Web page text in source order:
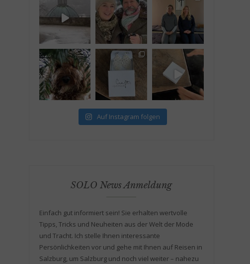
Auf Instagram folgen
SOLO News Anmeldung
Einfach gut informiert sein! Sie erhalten wertvolle
Tipps, Tricks und Neuheiten aus der Welt der Mode
und Tracht. Ich stelle Ihnen interessante
Persönlichkeiten vor und gehe mit Ihnen auf Reisen in
Salzburg, um Salzburg und noch viel weiter – nahezu